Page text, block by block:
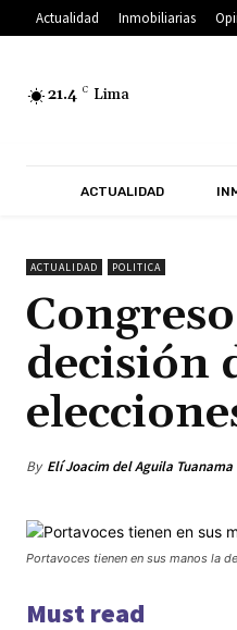
Actualidad Inmobiliarias
21.4 C Lima
ACTUALIDAD
ACTUALIDAD POLITICA
decisión
By Elí Joacim del Aguila Tuanama
Portavoces tienen en sus manos la
Must read